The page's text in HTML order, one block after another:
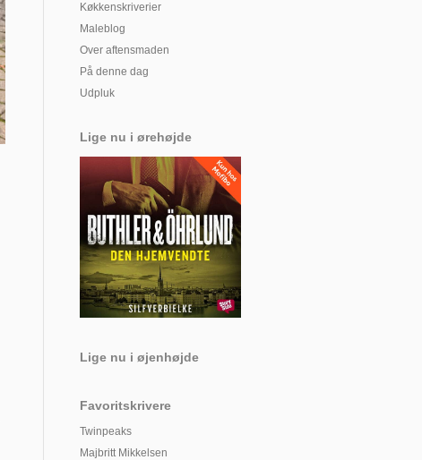
Køkkenskriverier
Maleblog
Over aftensmaden
På denne dag
Udpluk
Lige nu i ørehøjde
Lige nu i øjenhøjde
Favoritskrivere
Twinpeaks
Majbritt Mikkelsen